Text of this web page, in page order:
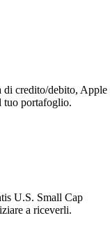
di credito/debito, Apple
tuo portafoglio.
U.S. Small Cap
a riceverli.